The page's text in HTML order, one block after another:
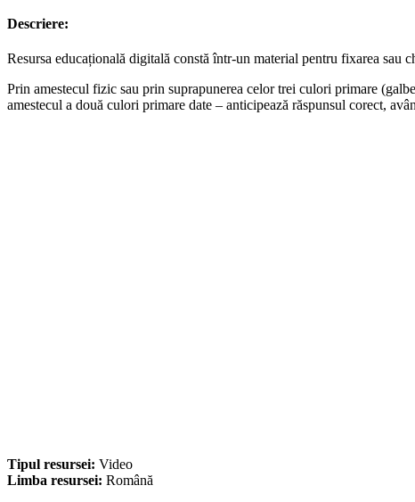
Descriere:
Resursa educațională digitală constă într-un material pentru fixarea sau
Prin amestecul fizic sau prin suprapunerea celor trei culori primare
amestecul a două culori primare date – anticipează răspunsul corect,
Tipul resursei: Video
Limba resursei: Română